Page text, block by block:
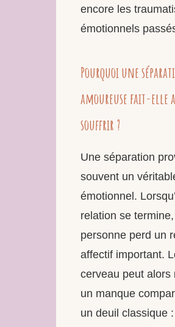
encore les
émotionnels
Pourquoi une
amoureuse fait-elle
souffrir ?
Une séparation
souvent un
émotionnel.
relation se
personne perd un
affectif important.
cerveau peut alors
un manque
un deuil classique :